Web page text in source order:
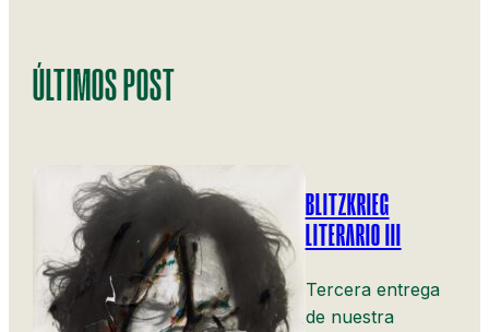
ÚLTIMOS POST
BLITZKRIEG
LITERARIO III
Tercera entrega
de nuestra